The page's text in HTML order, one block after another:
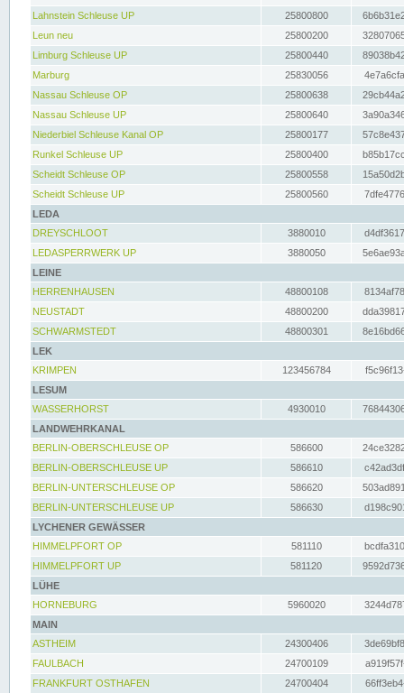
Lahnstein Schleuse UP
25800800
Leun neu
25800200
Limburg Schleuse UP
25800440
Marburg
25830056
Nassau Schleuse OP
25800638
Nassau Schleuse UP
25800640
Niederbiel Schleuse Kanal OP
25800177
Runkel Schleuse UP
25800400
Scheidt Schleuse OP
25800558
Scheidt Schleuse UP
25800560
LEDA
DREYSCHLOOT
3880010
LEDASPERRWERK UP
3880050
LEINE
HERRENHAUSEN
48800108
NEUSTADT
48800200
SCHWARMSTEDT
48800301
LEK
KRIMPEN
123456784
LESUM
WASSERHORST
4930010
LANDWEHRKANAL
BERLIN-OBERSCHLEUSE OP
586600
BERLIN-OBERSCHLEUSE UP
586610
BERLIN-UNTERSCHLEUSE OP
586620
BERLIN-UNTERSCHLEUSE UP
586630
LYCHENER GEWÄSSER
HIMMELPFORT OP
581110
HIMMELPFORT UP
581120
LÜHE
HORNEBURG
5960020
MAIN
ASTHEIM
24300406
FAULBACH
24700109
FRANKFURT OSTHAFEN
24700404